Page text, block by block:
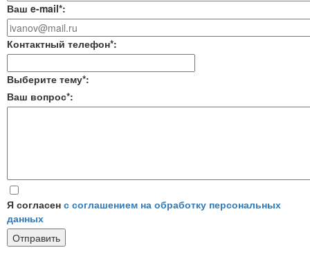
Ваш e-mail*:
Контактный телефон*:
Выберите тему*:
Ваш вопрос*:
Я согласен с соглашением на обработку персональных
данных